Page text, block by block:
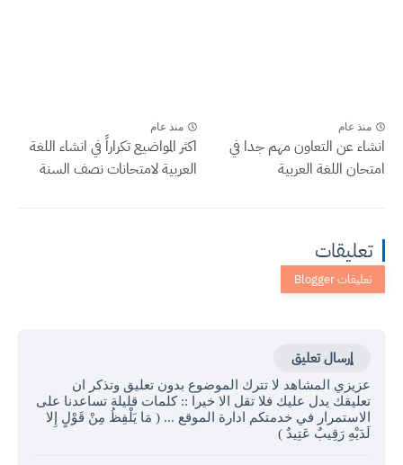
منذ عام
انشاء عن التعاون مهم جدا في
امتحان اللغة العربية
منذ عام
اكثر المواضيع تكراراً في انشاء اللغة
العربية لامتحانات نصف السنة
تعليقات
إرسال تعليق
عزيزي المشاهد لا تترك الموضوع بدون تعليق وتذكر ان
تعليقك يدل عليك فلا تقل الا خيرا :: كلمات قليلة تساعدنا على
الاستمرار في خدمتكم ادارة الموقع ... ( مَا يَلْفِظُ مِنْ قَوْلٍ إِلا
لَدَيْهِ رَقِيبٌ عَتِيدٌ )